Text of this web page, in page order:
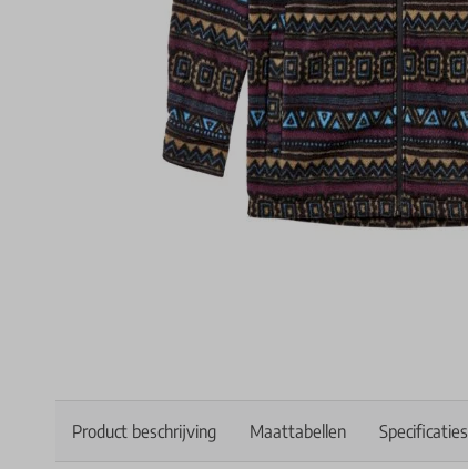
Product beschrijving Maattabellen Specificaties